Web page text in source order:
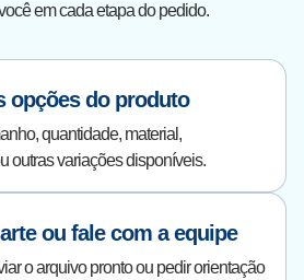
em cada etapa do pedido.
opções do produto
quantidade, material,
outras variações disponíveis.
ou fale com a equipe
o arquivo pronto ou pedir orientação